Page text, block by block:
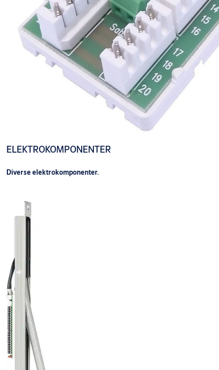
ELEKTROKOMPONENTER
Diverse elektrokomponenter.